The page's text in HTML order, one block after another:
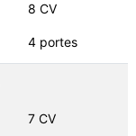
8 CV
4 portes
7 CV